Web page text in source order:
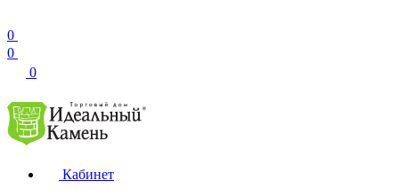
0
0
0
Кабинет